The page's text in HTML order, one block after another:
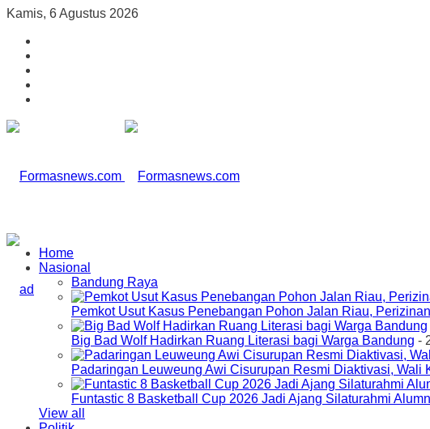
Kamis, 6 Agustus 2026
Home
Nasional
Bandung Raya
Pemkot Usut Kasus Penebangan Pohon Jalan Riau,
Big Bad Wolf Hadirkan Ruang Literasi bagi Warga Bandung -
Padaringan Leuweung Awi Cisurupan Resmi Diaktivasi,
Funtastic 8 Basketball Cup 2026 Jadi Ajang Silaturahmi
View all